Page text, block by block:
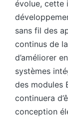
évolue, cette
sans fil des
continus de
d’améliorer
systèmes
des modules
continuera
conception